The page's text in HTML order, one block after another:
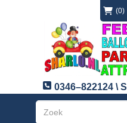
(0)
0346–822124 \